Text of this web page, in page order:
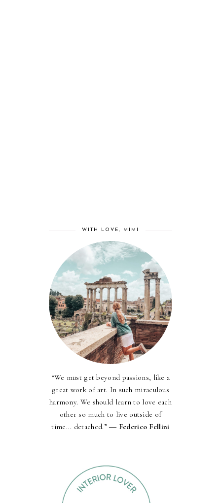
WITH LOVE, MIMI
“We must get beyond passions, like a
great work of art. In such miraculous
harmony. We should learn to love each
other so much to live outside of
time... detached.” ― Federico Fellini